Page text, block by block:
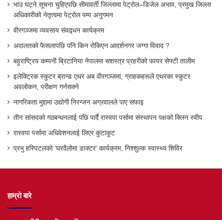
भाउ घट्ने सूचना चुहिएपछि सीमावर्ती जिल्लामा पेट्रोल–डिजेल अभाव, प्रमुख जिल्ला
अधिकारीको नेतृत्वमा पेट्रोल पम्प अनुगमन
वीरगञ्जमा व्यवसाय संवद्र्धन कार्यक्रम
अदालतको फैसलापछि पनि किन रोकिएन आदर्शनगर जग्गा विवाद ?
बहुराष्ट्रिय कम्पनी ब्रिटानिया नेपालमा सशस्त्र प्रहरीको फायर सेफ्टी तालीम
इलेक्ट्रिक स्कुटर ब्रान्ड एथर अब वीरगञ्जमा, ग्राहकहरूले एथरका स्कुटर
अवलोकन, परीक्षण गर्नसक्ने
नागरिकता मुद्दामा उद्योगी निरन्जन अग्रवालले पाए सफाइ
तीन सांसदको गठबन्धनलाई पछि पार्दै रास्वपा पर्सामा संस्थापन पक्षको क्लिन स्वीप
रास्वपा पर्सामा अधिवेशनलाई लिएर कुटाकुट
प्रभु हस्पिटलको ‘घरदैलोमा डाक्टर’ कार्यक्रम, निश्शुल्क स्वास्थ्य शिविर
हाम्रो बारे